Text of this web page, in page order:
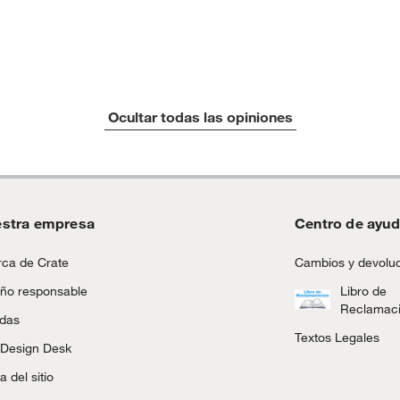
200x290 a más)
Ocultar todas las opiniones
empresa
de Crate
responsable
Desk
del sitio
Centro de
Cambios y
Libro de
Textos Legales